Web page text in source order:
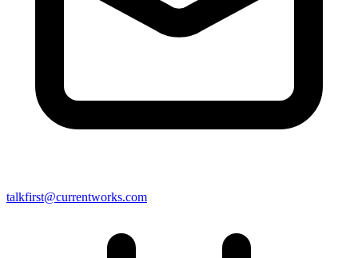
talkfirst@currentworks.com